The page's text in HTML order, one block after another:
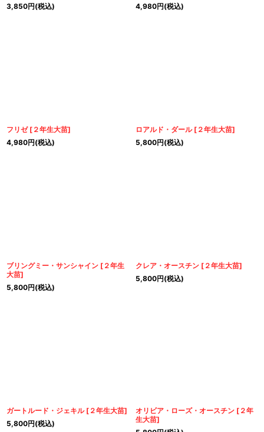
3,850円(税込)
4,980円(税込)
フリゼ [ ２年生大苗]
4,980円(税込)
ロアルド・ダール [ ２年生大苗]
5,800円(税込)
ブリングミー・サンシャイン [ ２年生
大苗]
5,800円(税込)
クレア・オースチン [ ２年生大苗]
5,800円(税込)
ガートルード・ジェキル [ ２年生大苗]
5,800円(税込)
オリビア・ローズ・オースチン [ ２年
生大苗]